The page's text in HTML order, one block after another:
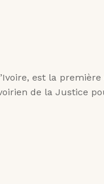
est la
de la Justice